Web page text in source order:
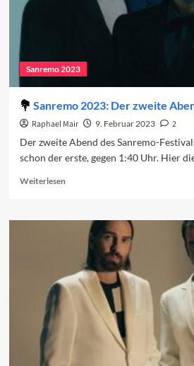
Sanremo 2023
Sanremo 2023: Der zweite
Raphael Mair 9. Februar 2023
2
Der zweite Abend des Sanremo-
schon der erste, gegen 1:40 Uhr. Hier
WeiterlesenRead
Sanremo
zweite
Abend